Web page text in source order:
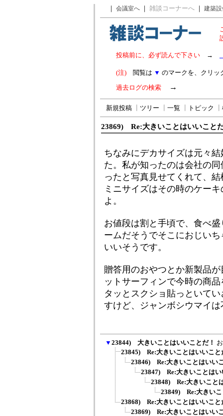
｜ 会議室へ ｜ 雑談コーナーへ ｜ 建築
投稿前に、必ず読んで下さい →
(注) 閲覧は ▼ のマークを、クリッ
過去ログの検索 →
新規投稿 ツリー 一覧 トピック
23869) Re:大きいことはいいこと
ちなみにデカサイズは元々
た。私が知ったのは会社の
ったと写真見せてくれて、
ミニサイズはその時のケー
よ。
お値段は割と手頃で、食べ
ームだそうでそこにおじい
いいそうです。
贈答用のおやつとか新製品
ットサーフィンで今時の商
タッとスクショ貼っといて
すけど、ジャンボシウマイ
▼ 23844) 大きいことはいいことだ！
23845) Re:大きいことはいいこと
23846) Re:大きいことはいい
23847) Re:大きいことはい
23848) Re:大きいこと
23849) Re:大きいこ
23868) Re:大きいことはいいこと
23869) Re:大きいことはいい